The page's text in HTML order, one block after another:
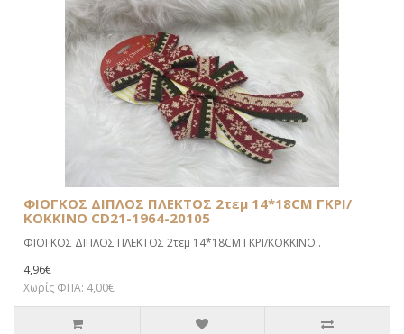
ΦΙΟΓΚΟΣ ΔΙΠΛΟΣ ΠΛΕΚΤΟΣ 2τεμ 14*18CM ΓΚΡΙ/
ΚΟΚΚΙΝΟ CD21-1964-20105
ΦΙΟΓΚΟΣ ΔΙΠΛΟΣ ΠΛΕΚΤΟΣ 2τεμ 14*18CM ΓΚΡΙ/ΚΟΚΚΙΝΟ..
4,96€
Χωρίς ΦΠΑ: 4,00€